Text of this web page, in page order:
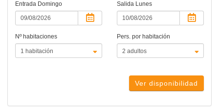
Entrada Domingo Salida Lunes
Nº habitaciones Pers. por habitación
Ver disponibilidad